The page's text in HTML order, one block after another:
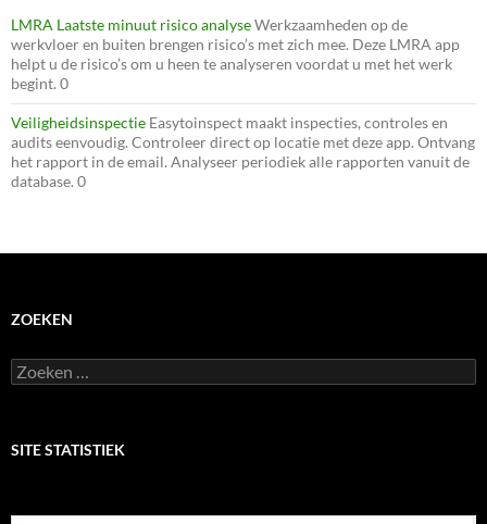
LMRA Laatste minuut risico analyseWerkzaamheden op de
werkvloer en buiten brengen risico’s met zich mee. Deze LMRA app
helpt u de risico’s om u heen te analyseren voordat u met het werk
begint. 0
Veiligheidsinspectie Easytoinspect maakt inspecties, controles en
audits eenvoudig. Controleer direct op locatie met deze app. Ontvang
het rapport in de email. Analyseer periodiek alle rapporten vanuit de
database. 0
ZOEKEN
Zoeken
naar:
SITE STATISTIEK